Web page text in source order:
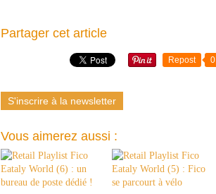
Partager cet article
Repost 0
S'inscrire à la newsletter
Vous aimerez aussi :